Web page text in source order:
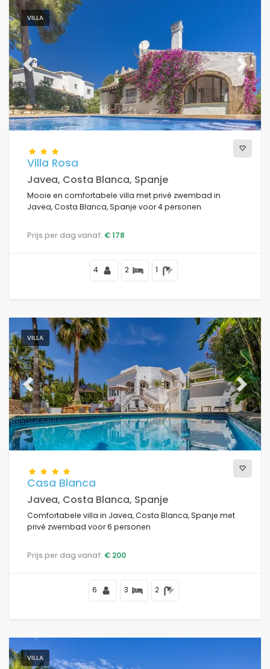
VILLA
Previous Next
Villa Rosa
Javea, Costa Blanca, Spanje
Mooie en comfortabele villa met privé zwembad in
Javea, Costa Blanca, Spanje voor 4 personen
Prijs per dag vanaf: € 178
4 2 1
VILLA
Previous Next
Casa Blanca
Javea, Costa Blanca, Spanje
Comfortabele villa in Javea, Costa Blanca, Spanje met
privé zwembad voor 6 personen
Prijs per dag vanaf: € 200
6 3 2
VILLA